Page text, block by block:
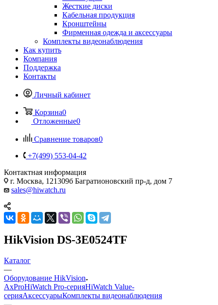
Жесткие диски
Кабельная продукция
Кронштейны
Фирменная одежда и аксессуары
Комплекты видеонаблюдения
Как купить
Компания
Поддержка
Контакты
Личный кабинет
Корзина0
Отложенные0
Сравнение товаров0
+7(499) 553-04-42
Контактная информация
г. Москва, 121309б Багратионовский пр-д, дом 7
sales@hiwatch.ru
HikVision DS-3E0524TF
Каталог
—
Оборудование HikVision
AxProHiWatch Pro-серияHiWatch Value-
серияАксессуарыКомплекты видеонаблюдения